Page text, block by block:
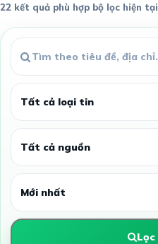
22 kết quả phù hợp bộ lọc hiện tại
Lọc